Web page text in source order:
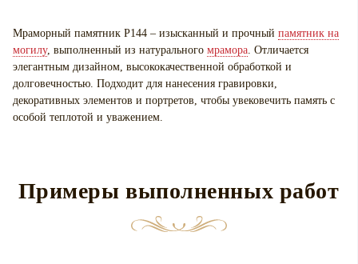
Мраморный памятник P144 – изысканный и прочный памятник на
могилу, выполненный из натурального мрамора. Отличается
элегантным дизайном, высококачественной обработкой и
долговечностью. Подходит для нанесения гравировки,
декоративных элементов и портретов, чтобы увековечить память с
особой теплотой и уважением.
Примеры выполненных работ